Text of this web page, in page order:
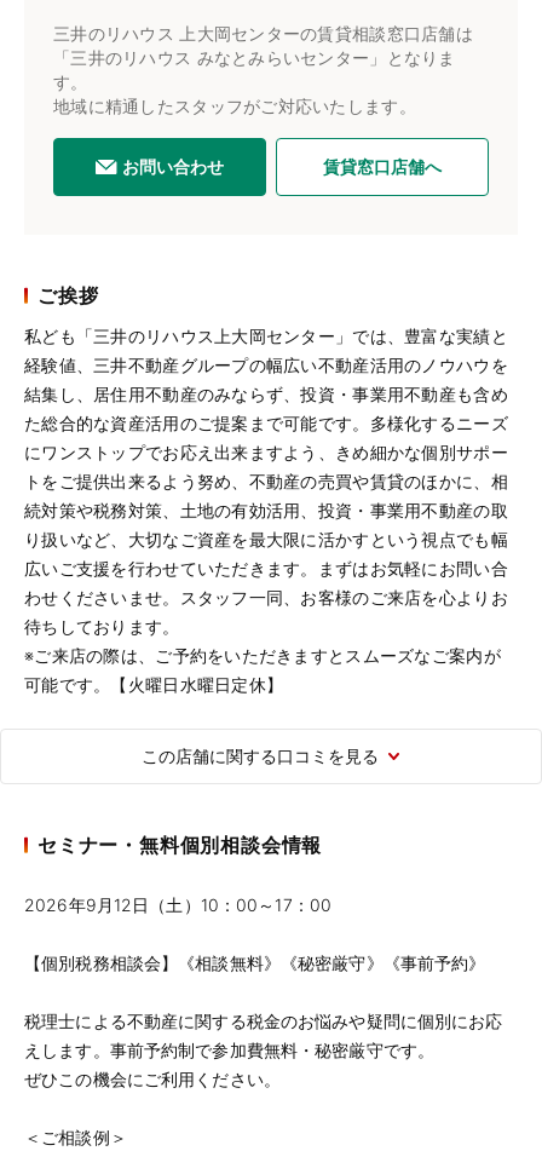
三井のリハウス 上大岡センターの賃貸相談窓口店舗は
「三井のリハウス みなとみらいセンター」となりま
す。
地域に精通したスタッフがご対応いたします。
お問い合わせ 賃貸窓口店舗へ
ご挨拶
私ども「三井のリハウス上大岡センター」では、豊富な実績と
経験値、三井不動産グループの幅広い不動産活用のノウハウを
結集し、居住用不動産のみならず、投資・事業用不動産も含め
た総合的な資産活用のご提案まで可能です。多様化するニーズ
にワンストップでお応え出来ますよう、きめ細かな個別サポー
トをご提供出来るよう努め、不動産の売買や賃貸のほかに、相
続対策や税務対策、土地の有効活用、投資・事業用不動産の取
り扱いなど、大切なご資産を最大限に活かすという視点でも幅
広いご支援を行わせていただきます。まずはお気軽にお問い合
わせくださいませ。スタッフ一同、お客様のご来店を心よりお
待ちしております。
※ご来店の際は、ご予約をいただきますとスムーズなご案内が
可能です。【火曜日水曜日定休】
この店舗に関する口コミを見る
セミナー・無料個別相談会情報
2026年9月12日（土）10：00～17：00
【個別税務相談会】《相談無料》《秘密厳守》《事前予約》
税理士による不動産に関する税金のお悩みや疑問に個別にお応
えします。事前予約制で参加費無料・秘密厳守です。
ぜひこの機会にご利用ください。
＜ご相談例＞